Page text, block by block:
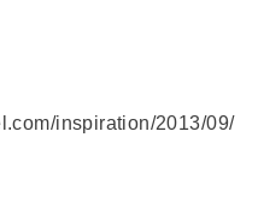
inspiration/2013/09/